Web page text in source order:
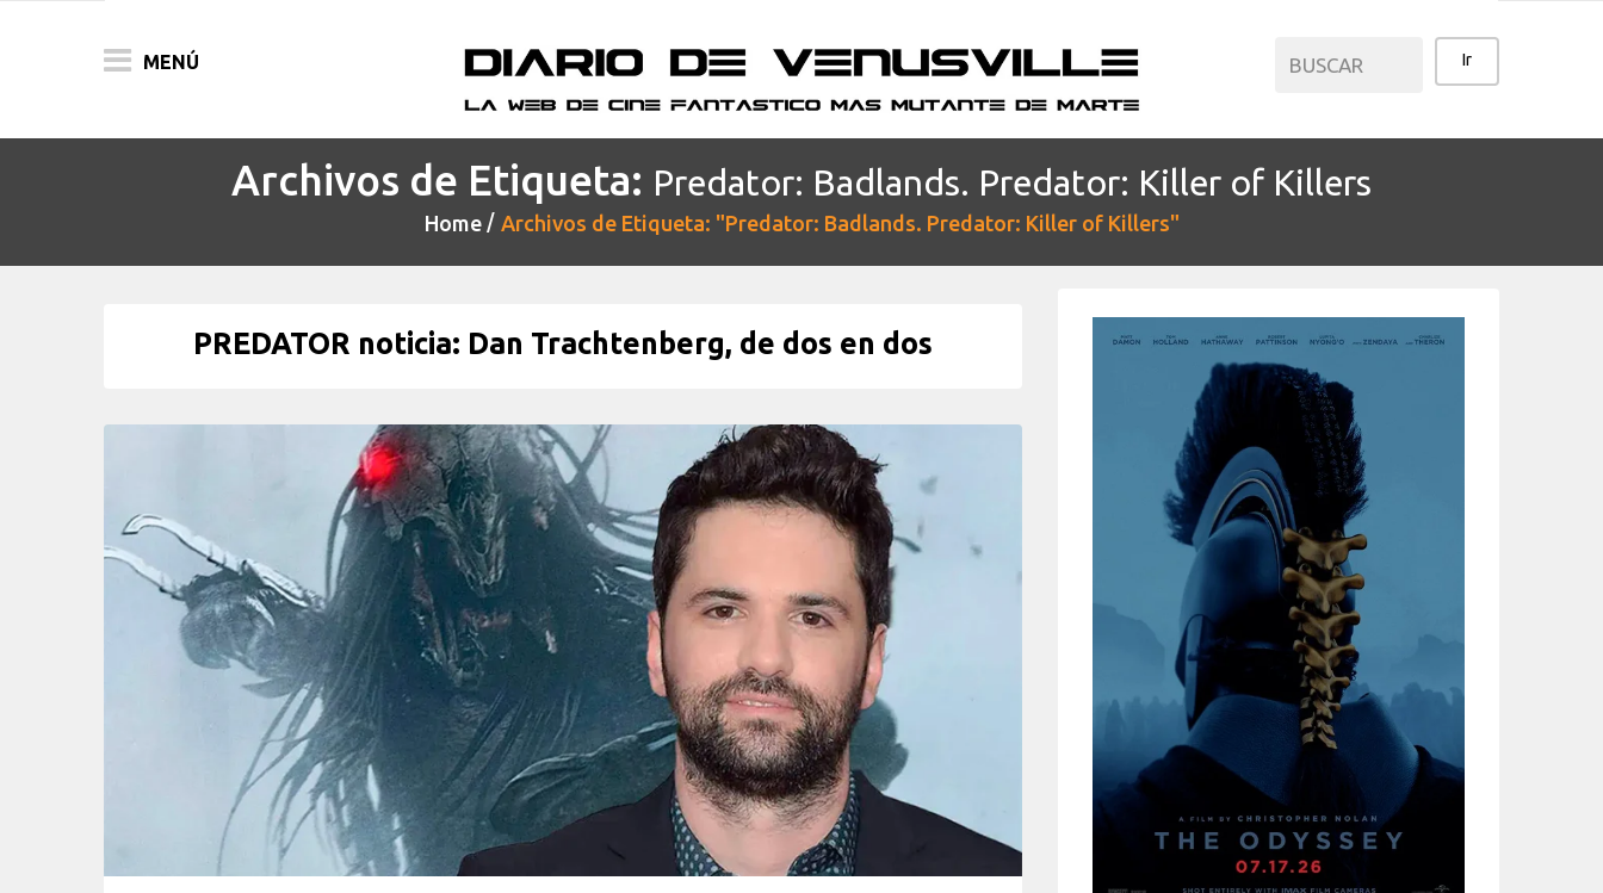
MENÚ
Archivos de Etiqueta: Predator: Badlands. Predator: Killer of Killers
Home Archivos de Etiqueta: "Predator: Badlands. Predator: Killer of Killers"
PREDATOR noticia: Dan Trachtenberg, de dos en dos
ACTUALIDAD
FESTIVALES
CATEGORÍAS